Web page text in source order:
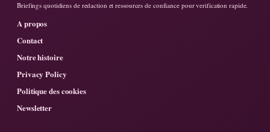
Briefings quotidiens de redaction et ressources de confiance pour verification rapide.
A propos
Contact
Notre histoire
Privacy Policy
Politique des cookies
Newsletter